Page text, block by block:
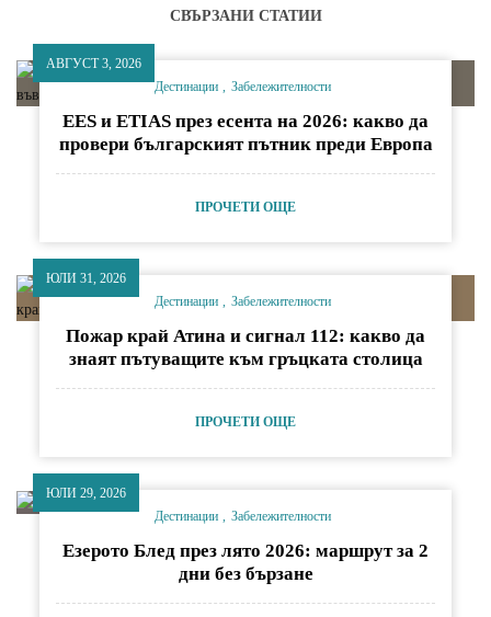
СВЪРЗАНИ СТАТИИ
АВГУСТ 3, 2026
Дестинации
Забележителности
EES и ETIAS през есента на 2026: какво да
провери българският пътник преди Европа
ПРОЧЕТИ ОЩЕ
ЮЛИ 31, 2026
Дестинации
Забележителности
Пожар край Атина и сигнал 112: какво да
знаят пътуващите към гръцката столица
ПРОЧЕТИ ОЩЕ
ЮЛИ 29, 2026
Дестинации
Забележителности
Езерото Блед през лято 2026: маршрут за 2
дни без бързане